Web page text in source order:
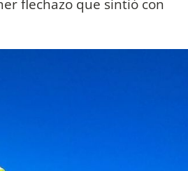
flechazo que sintió con